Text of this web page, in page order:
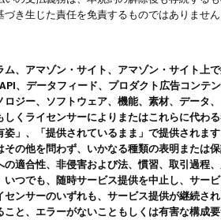
づき生じた責任を免責するものではありませ
ム、アマゾン・サイト、アマゾン・サイト上
データフィード、プロダクト広告コンテ
ロジー、ソフトウェア、機能、素材、データ
しくライセンサーによりまたはこれらに代わ
姿」、「提供されているまま」で提供されま
その他を問わず、いかなる種類の表明または
の適合性、非侵害および法、慣習、取引過程
いつでも、随時サービス提供を中止し、サー
センサーのいずれも、サービス提供が継続さ
こと、エラーがないこともしくは有害な構成